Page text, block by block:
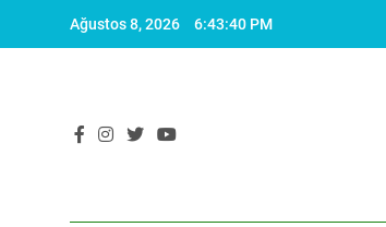
Ağustos 8, 2026 6:43:41 PM